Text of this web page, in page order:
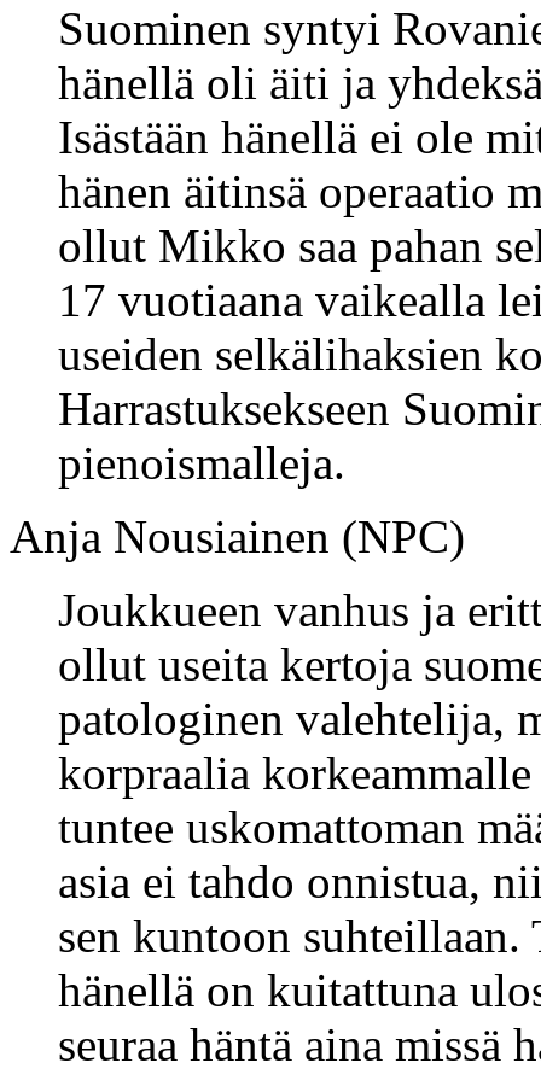
Suominen syntyi
hänellä oli äiti ja
Isästään hänellä ei ole
hänen äitinsä operaatio
ollut Mikko saa pahan
17 vuotiaana vaikealla
useiden selkälihaksien
Harrastuksekseen
pienoismalleja.
Anja Nousiainen (NPC)
Joukkueen vanhus ja
ollut useita kertoja
patologinen valehtelija,
korpraalia
tuntee uskomattoman
asia ei tahdo onnistua,
sen kuntoon suhteillaan.
hänellä on kuitattuna
seuraa häntä aina missä